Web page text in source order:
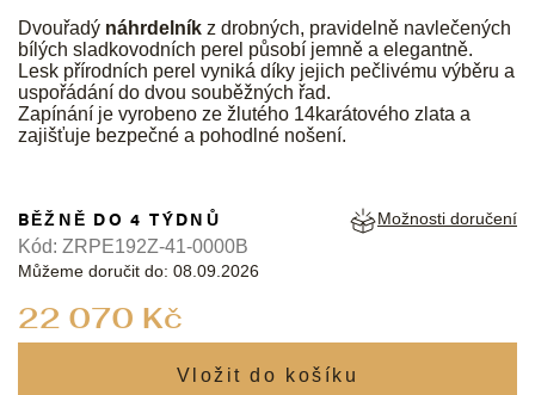
Dvouřadý náhrdelník z drobných, pravidelně navlečených
bílých sladkovodních perel působí jemně a elegantně.
Lesk přírodních perel vyniká díky jejich pečlivému výběru a
uspořádání do dvou souběžných řad.
Zapínání je vyrobeno ze žlutého 14karátového zlata a
zajišťuje bezpečné a pohodlné nošení.
22 070 Kč
BĚŽNĚ DO 4 TÝDNŮ
Můžeme doručit do: 08.09.2026
Možnosti doručení
Kód: ZRPE192Z-41-0000B